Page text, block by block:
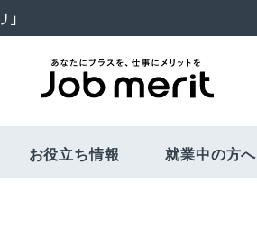
お役立ち情報 就業中の方へ